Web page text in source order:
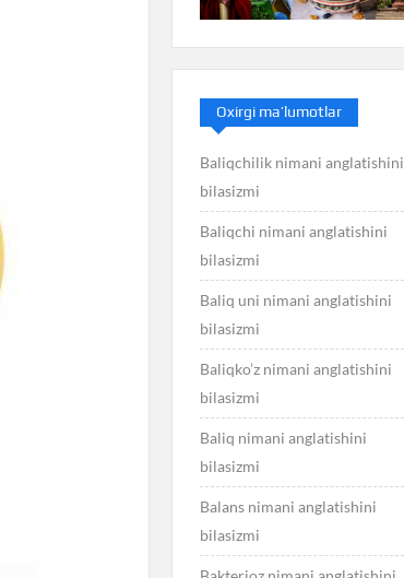
Oxirgi ma’lumotlar
Baliqchilik nimani anglatishini
bilasizmi
Baliqchi nimani anglatishini
bilasizmi
Baliq uni nimani anglatishini
bilasizmi
Baliqko’z nimani anglatishini
bilasizmi
Baliq nimani anglatishini
bilasizmi
Balans nimani anglatishini
bilasizmi